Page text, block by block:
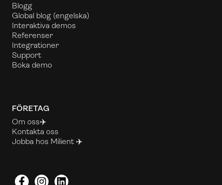
Blogg
Global blog (engelska)
Interaktiva demos
Referenser
Integrationer
Support
Boka demo
FÖRETAG
Om oss✈️
Kontakta oss
Jobba hos Milient ✈️
FacebookInstagramLinkedIn